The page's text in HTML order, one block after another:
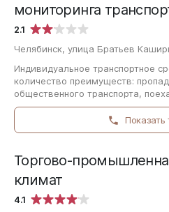
2.1
мониторинга
Челябинск, улица Братьев
Индивидуальное транспортное
количество преимуществ:
общественного транспорта,
время, а путешествие будет
Показать
4.1
Торгово-
климат